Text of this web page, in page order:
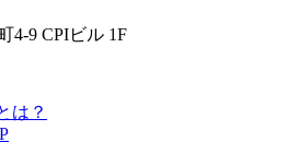
4-9 CPIビル 1F
は？